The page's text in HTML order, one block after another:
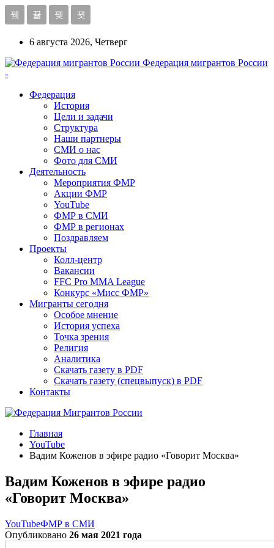
6 августа 2026, Четверг
Федерация мигрантов России
-
Федерация
История
Цели и задачи
Структура
Наши партнеры
СМИ о нас
Фото для СМИ
Деятельность
Мероприятия ФМР
Акции ФМР
YouTube
ФМР в СМИ
ФМР в регионах
Поздравляем
Проекты
Колл-центр
Вакансии
FFC Pro MMA League
Конкурс «Мисс ФМР»
Мигранты сегодня
Особое мнение
История успеха
Точка зрения
Религия
Аналитика
Скачать газету в PDF
Скачать газету (спецвыпуск) в PDF
Контакты
Главная
YouTube
Вадим Коженов в эфире радио «Говорит Москва»
Вадим Коженов в эфире радио
«Говорит Москва»
YouTubeФМР в СМИ
Опубликовано 26 мая 2021 года